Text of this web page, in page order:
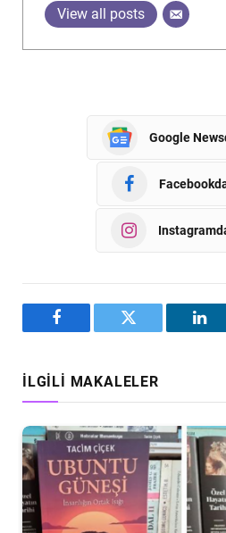
View all posts
Google
Facebook Twitter
İLGILI MAKALELER